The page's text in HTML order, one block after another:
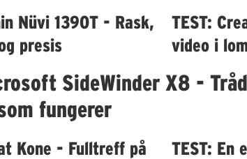
Nüvi 1390T - Rask,
presis
TEST:
video i
SideWinder X8 -
fungerer
Kone - Fulltreff på
TEST: En